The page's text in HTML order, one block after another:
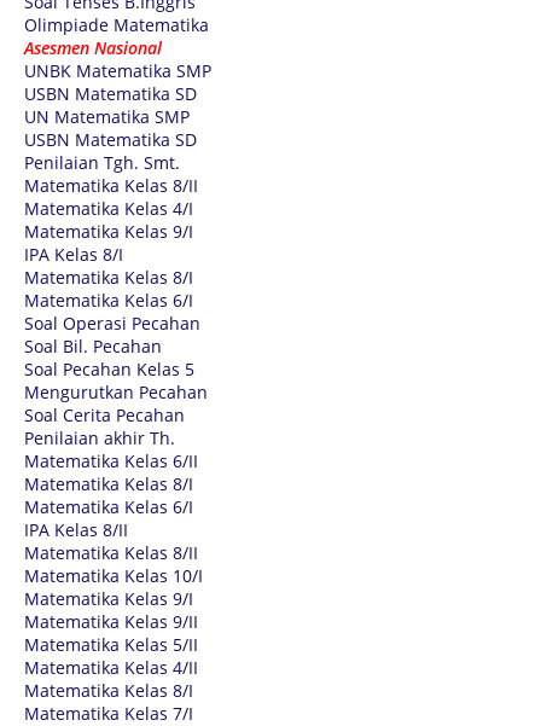
Olimpiade Matematika
Asesmen Nasional
UNBK Matematika SMP
USBN Matematika SD
UN Matematika SMP
USBN Matematika SD
Penilaian Tgh. Smt.
Matematika Kelas 8/II
Matematika Kelas 4/I
Matematika Kelas 9/I
IPA Kelas 8/I
Matematika Kelas 8/I
Matematika Kelas 6/I
Soal Operasi Pecahan
Soal Bil. Pecahan
Soal Pecahan Kelas 5
Mengurutkan Pecahan
Soal Cerita Pecahan
Penilaian akhir Th.
Matematika Kelas 6/II
Matematika Kelas 8/I
Matematika Kelas 6/I
IPA Kelas 8/II
Matematika Kelas 8/II
Matematika Kelas 10/I
Matematika Kelas 9/I
Matematika Kelas 9/II
Matematika Kelas 5/II
Matematika Kelas 4/II
Matematika Kelas 8/I
Matematika Kelas 7/I